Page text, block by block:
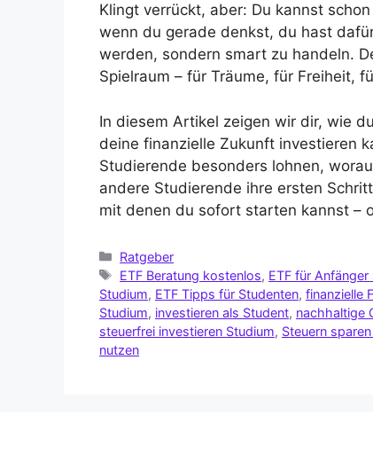
Klingt verrückt, aber: Du kannst
wenn du gerade denkst, du hast
werden, sondern smart zu handeln.
Spielraum – für Träume, für Freiheit,
In diesem Artikel zeigen wir dir, wie
deine finanzielle Zukunft investieren
Studierende besonders lohnen,
andere Studierende ihre ersten
mit denen du sofort starten kannst –
Ratgeber
ETF Beratung kostenlos, ETF für
Studium, ETF Tipps für Studenten, finanzielle
Studium, investieren als Student, nachhaltige
steuerfrei investieren Studium, Steuern
nutzen